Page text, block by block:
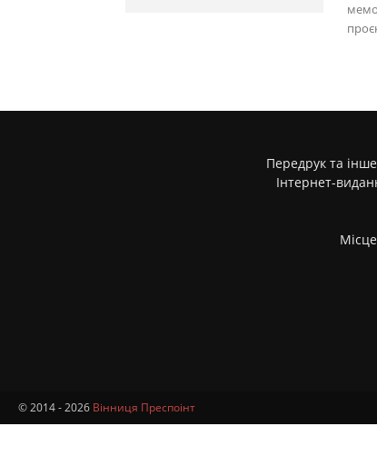
Передрук та
Інтернет-
© 2014 - 2026 Вінниця Преспоінт